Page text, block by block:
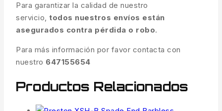
Para garantizar la calidad de nuestro
servicio, todos nuestros envíos están
asegurados contra pérdida o robo.
Para más información por favor contacta con
nuestro 647155654
Productos Relacionados